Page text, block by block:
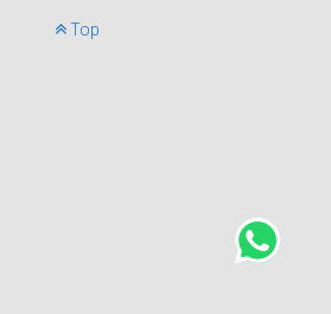
Top